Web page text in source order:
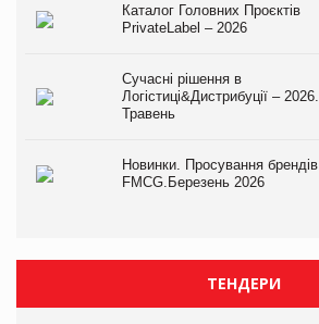
Каталог Головних Проєктів
PrivateLabel – 2026
Сучасні рішення в
Логістиці&Дистрибуції – 2026.
Травень
Новинки. Просування брендів
FMCG.Березень 2026
ТЕНДЕРИ